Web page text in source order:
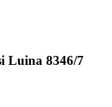
Luina 8346/7